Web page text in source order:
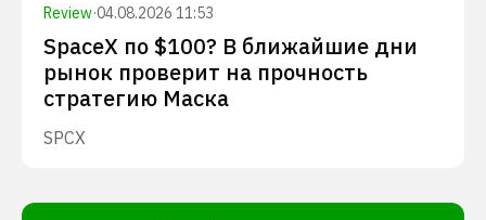
Review·04.08.2026 11:53
SpaceX по $100? В ближайшие дни
рынок проверит на прочность
стратегию Маска
SPCX